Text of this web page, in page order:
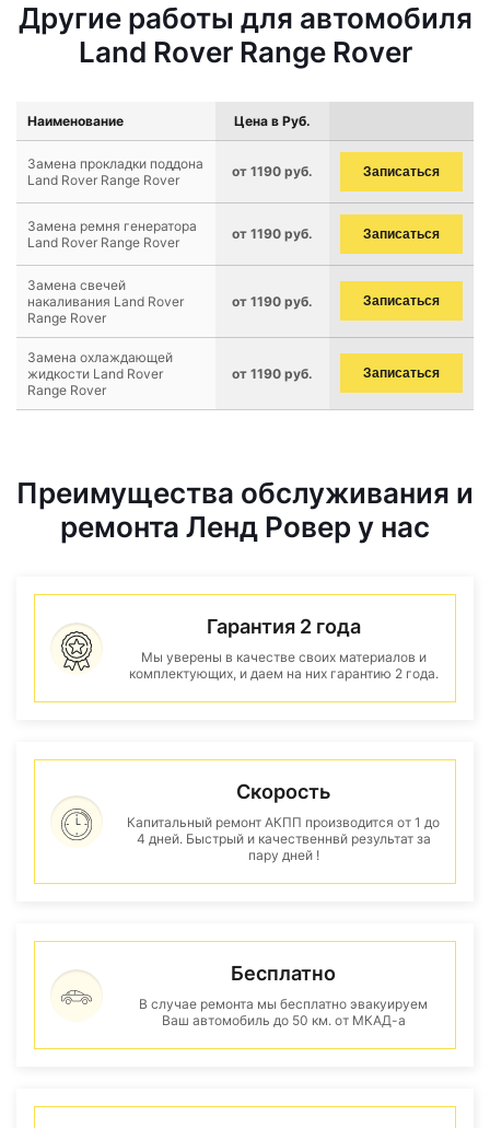
Другие работы для автомобиля
Land Rover Range Rover
Наименование Цена в Руб.
Замена прокладки поддона
Land Rover Range Rover
от 1190 руб. Записаться
Замена ремня генератора
Land Rover Range Rover
от 1190 руб. Записаться
Замена свечей
накаливания Land Rover
Range Rover
от 1190 руб. Записаться
Замена охлаждающей
жидкости Land Rover
Range Rover
от 1190 руб. Записаться
Преимущества обслуживания и
ремонта Ленд Ровер у нас
Гарантия 2 года
Мы уверены в качестве своих материалов и
комплектующих, и даем на них гарантию 2 года.
Скорость
Капитальный ремонт АКПП производится от 1 до
4 дней. Быстрый и качественнвй результат за
пару дней !
Бесплатно
В случае ремонта мы бесплатно эвакуируем
Ваш автомобиль до 50 км. от МКАД-а